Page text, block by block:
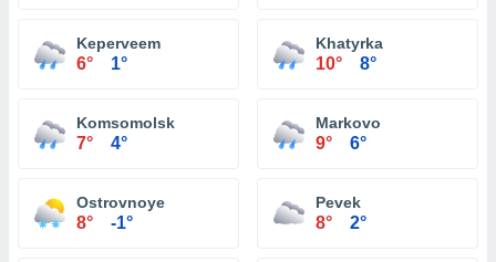
Keperveem
6° 1°
Khatyrka
10° 8°
Komsomolsk
7° 4°
Markovo
9° 6°
Ostrovnoye
8° -1°
Pevek
8° 2°